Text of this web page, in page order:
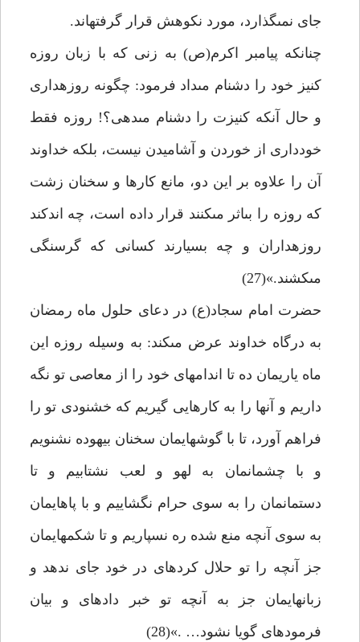
جاى نمى‏گذارد، مورد نكوهش قرار گرفته‏اند.
چنان‏كه پيامبر اكرم(ص) به زنى كه با زبان روزه
كنيز خود را دشنام مى‏داد فرمود: چگونه روزه‏دارى
و حال آن‏كه كنيزت را دشنام مى‏دهى؟! روزه فقط
خوددارى از خوردن و آشاميدن نيست، بلكه خداوند
آن را علاوه بر اين دو، مانع كارها و سخنان زشت
كه روزه را بى‏اثر مى‏كنند قرار داده است، چه اندكند
روزه‏داران و چه بسيارند كسانى كه گرسنگى
مى‏كشند.»(27)
حضرت امام سجاد(ع) در دعاى حلول ماه رمضان
به درگاه خداوند عرض مى‏كند: به وسيله روزه اين
ماه ياريمان ده تا اندام‏هاى خود را از معاصى تو نگه
داريم و آن‏ها را به كارهايى گيريم كه خشنودى تو را
فراهم آورد، تا با گوش‏هايمان سخنان بيهوده نشنويم
و با چشمانمان به لهو و لعب نشتابيم و تا
دستمانمان را به سوى حرام نگشاييم و با پاهايمان
به سوى آن‏چه منع شده ره نسپاريم و تا شكمهايمان
جز آن‏چه را تو حلال كرده‏اى در خود جاى ندهد و
زبان‏هايمان جز به آن‏چه تو خبر داده‏اى و بيان
فرموده‏اى گويا نشود… .»(28)